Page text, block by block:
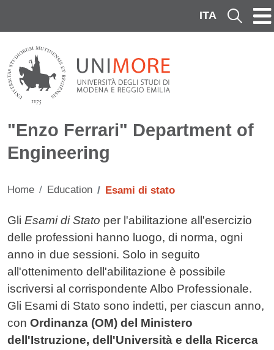
ITA Cerca
"Enzo Ferrari" Department of
Engineering
Home Education Esami di stato
Contenuto
Gli Esami di Stato per l'abilitazione all'esercizio
delle professioni hanno luogo, di norma, ogni
anno in due sessioni. Solo in seguito
all'ottenimento dell'abilitazione è possibile
iscriversi al corrispondente Albo Professionale.
Gli Esami di Stato sono indetti, per ciascun anno,
con Ordinanza (OM) del Ministero
dell'Istruzione, dell'Università e della Ricerca